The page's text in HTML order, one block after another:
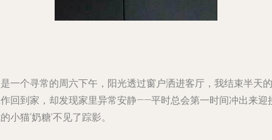
一个寻常的周六下午，阳光透过窗户洒进客厅，我结束半天的
回到家，却发现家里异常安静——平时总会第一时间冲出来迎
小猫‘奶糖’不见了踪影。